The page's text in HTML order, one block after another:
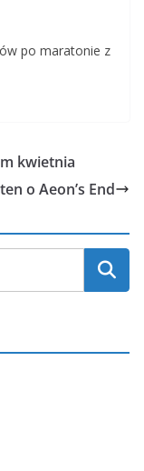
po maratonie z
kwietnia
o Aeon’s End